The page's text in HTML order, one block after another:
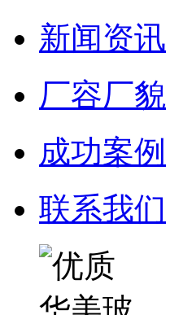
新闻资讯
厂容厂貌
成功案例
联系我们